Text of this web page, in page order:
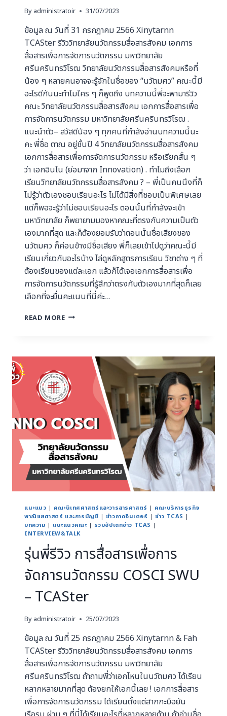
By administratoir 31/07/2023
ข้อมูล ณ วันที่ 31 กรกฎาคม 2566 Xinytarnn
TCASter รีวิววิทยาลัยนวัตกรรมสื่อสารสังคม เอกการ
สื่อสารเพื่อการจัดการนวัตกรรม มหาวิทยาลัย
ศรีนครินทรวิโรฒ วิทยาลัยนวัตกรรมสื่อสารสังคมหรือที่
น้อง ๆ หลายคนอาจจะรู้จักในชื่อของ “นวัตมศว” คณะนี้มี
อะไรดีกันนะทำไมใคร ๆ ก็พูดถึง บทความนี้พี่จะพามารีวิว
คณะ วิทยาลัยนวัตกรรมสื่อสารสังคม เอกการสื่อสารเพื่อ
การจัดการนวัตกรรม มหาวิทยาลัยศรีนครินทรวิโรฒ .
แนะนำตัว– สวัสดีน้อง ๆ ทุกคนที่กำลังอ่านบทความนี้นะ
คะ พี่ชื่อ ตาณ อยู่ชั้นปี 4 วิทยาลัยนวัตกรรมสื่อสารสังคม
เอกการสื่อสารเพื่อการจัดการนวัตกรรม หรือเรียกสั้น ๆ
ว่า เอกอินโน (ย่อมาจาก Innovation) . ทําไมถึงเลือก
เรียนวิทยาลัยนวัตกรรมสื่อสารสังคม ? – พี่เป็นคนนึงที่ก็
ไม่รู้ว่าตัวเองชอบเรียนอะไร ไม่ได้มีสิ่งที่ชอบเป็นพิเศษเลย
แต่ก็พอจะรู้ว่าไม่ชอบเรียนอะไร ตอนนั้นที่กำลังจะเข้า
มหาวิทยาลัย ก็พยายามมองหาคณะที่ตรงกับความเป็นตัว
เองมากที่สุด และก็ต้องยอมรับว่าตอนนั้นชื่อเสียงของ
นวัตมศว ก็ค่อนข้างมีชื่อเสียง พี่ก็เลยเข้าไปดูว่าคณะนี้มี
เรียนเกี่ยวกับอะไรบ้าง ไล่ดูหลักสูตรการเรียน วิชาต่าง ๆ ที่
ต้องเรียนของแต่ละเอก แล้วก็ได้เจอเอกการสื่อสารเพื่อ
การจัดการนวัตกรรมที่รู้สึกว่าตรงกับตัวเองมากที่สุดก็เลย
เลือกที่จะยื่นคะแนนที่นี่ค่ะ…
READ MORE
แนะแนว | คณะนิเทศศาสตร์และวารสารศาสตร์ | คณะบริหารธุรกิจ
พาณิชยศาสตร์ และการบัญชี | ข่าวภาคอินเตอร์ |ข่าว TCAS |
บทความ | แนะแนวคณะ | รวมอัปเดทข่าว TCAS |
INTERVIEW&TALK
รุ่นพี่รีวิว การสื่อสารเพื่อการ
จัดการนวัตกรรม COSCI SWU
– TCASter
By administratoir 25/07/2023
ข้อมูล ณ วันที่ 25 กรกฎาคม 2566 Xinytarnn & Fah
TCASter รีวิววิทยาลัยนวัตกรรมสื่อสารสังคม เอกการ
สื่อสารเพื่อการจัดการนวัตกรรม มหาวิทยาลัย
ศรีนครินทรวิโรฒ ถ้าถามพี่ว่าเอกไหนในนวัตมศว ได้เรียน
หลากหลายมากที่สุด ต้องยกให้เอกนี้เลย ! เอกการสื่อสาร
เพื่อการจัดการนวัตกรรม ได้เรียนตั้งแต่สากกะบือยัน